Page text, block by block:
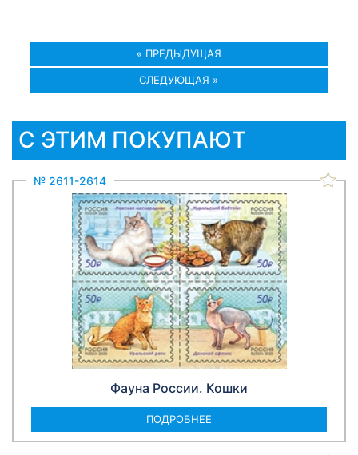
« ПРЕДЫДУЩАЯ
СЛЕДУЮЩАЯ »
С ЭТИМ ПОКУПАЮТ
№ 2611-2614
Фауна России. Кошки
ПОДРОБНЕЕ